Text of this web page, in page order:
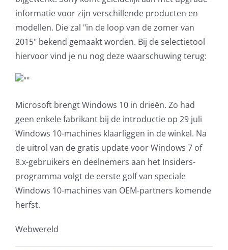
informatie voor zijn verschillende producten en
modellen. Die zal "in de loop van de zomer van
2015" bekend gemaakt worden. Bij de selectietool
hiervoor vind je nu nog deze waarschuwing terug:
Microsoft brengt Windows 10 in drieën. Zo had
geen enkele fabrikant bij de introductie op 29 juli
Windows 10-machines klaarliggen in de winkel. Na
de uitrol van de gratis update voor Windows 7 of
8.x-gebruikers en deelnemers aan het Insiders-
programma volgt de eerste golf van speciale
Windows 10-machines van OEM-partners komende
herfst.
Webwereld